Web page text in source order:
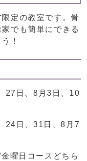
定の教室です。骨
でも簡単にできる
！
27日、8月3日、10
24日、31日、8月7
曜日コースどちら